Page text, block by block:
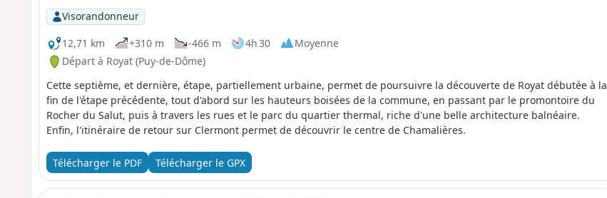
Visorandonneur
12,71 km
+310 m -466 m 4h 30
Moyenne
Départ à Royat (Puy-de-Dôme)
Cette septième, et dernière, étape, partiellement urbaine, permet de poursuivre la découverte de Royat débutée à la
fin de l'étape précédente, tout d'abord sur les hauteurs boisées de la commune, en passant par le promontoire du
Rocher du Salut, puis à travers les rues et le parc du quartier thermal, riche d'une belle architecture balnéaire.
Enfin, l'itinéraire de retour sur Clermont permet de découvrir le centre de Chamalières.
Télécharger le PDF Télécharger le GPX